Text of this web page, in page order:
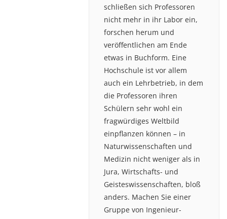
schließen sich Professoren
nicht mehr in ihr Labor ein,
forschen herum und
veröffentlichen am Ende
etwas in Buchform. Eine
Hochschule ist vor allem
auch ein Lehrbetrieb, in dem
die Professoren ihren
Schülern sehr wohl ein
fragwürdiges Weltbild
einpflanzen können – in
Naturwissenschaften und
Medizin nicht weniger als in
Jura, Wirtschafts- und
Geisteswissenschaften, bloß
anders. Machen Sie einer
Gruppe von Ingenieur-